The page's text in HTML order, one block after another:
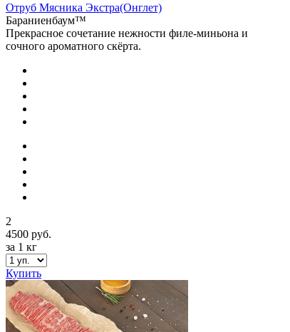
Отруб Мясника Экстра(Онглет)
Бараниенбаум™
Прекрасное сочетание нежности филе-миньона и
сочного ароматного скёрта.
2
4500 руб.
за 1 кг
Купить